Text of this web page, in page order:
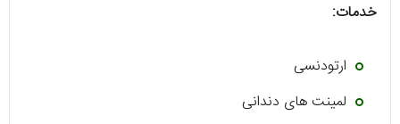
خدمات:
ارتودنسی
لمینت های دندانی